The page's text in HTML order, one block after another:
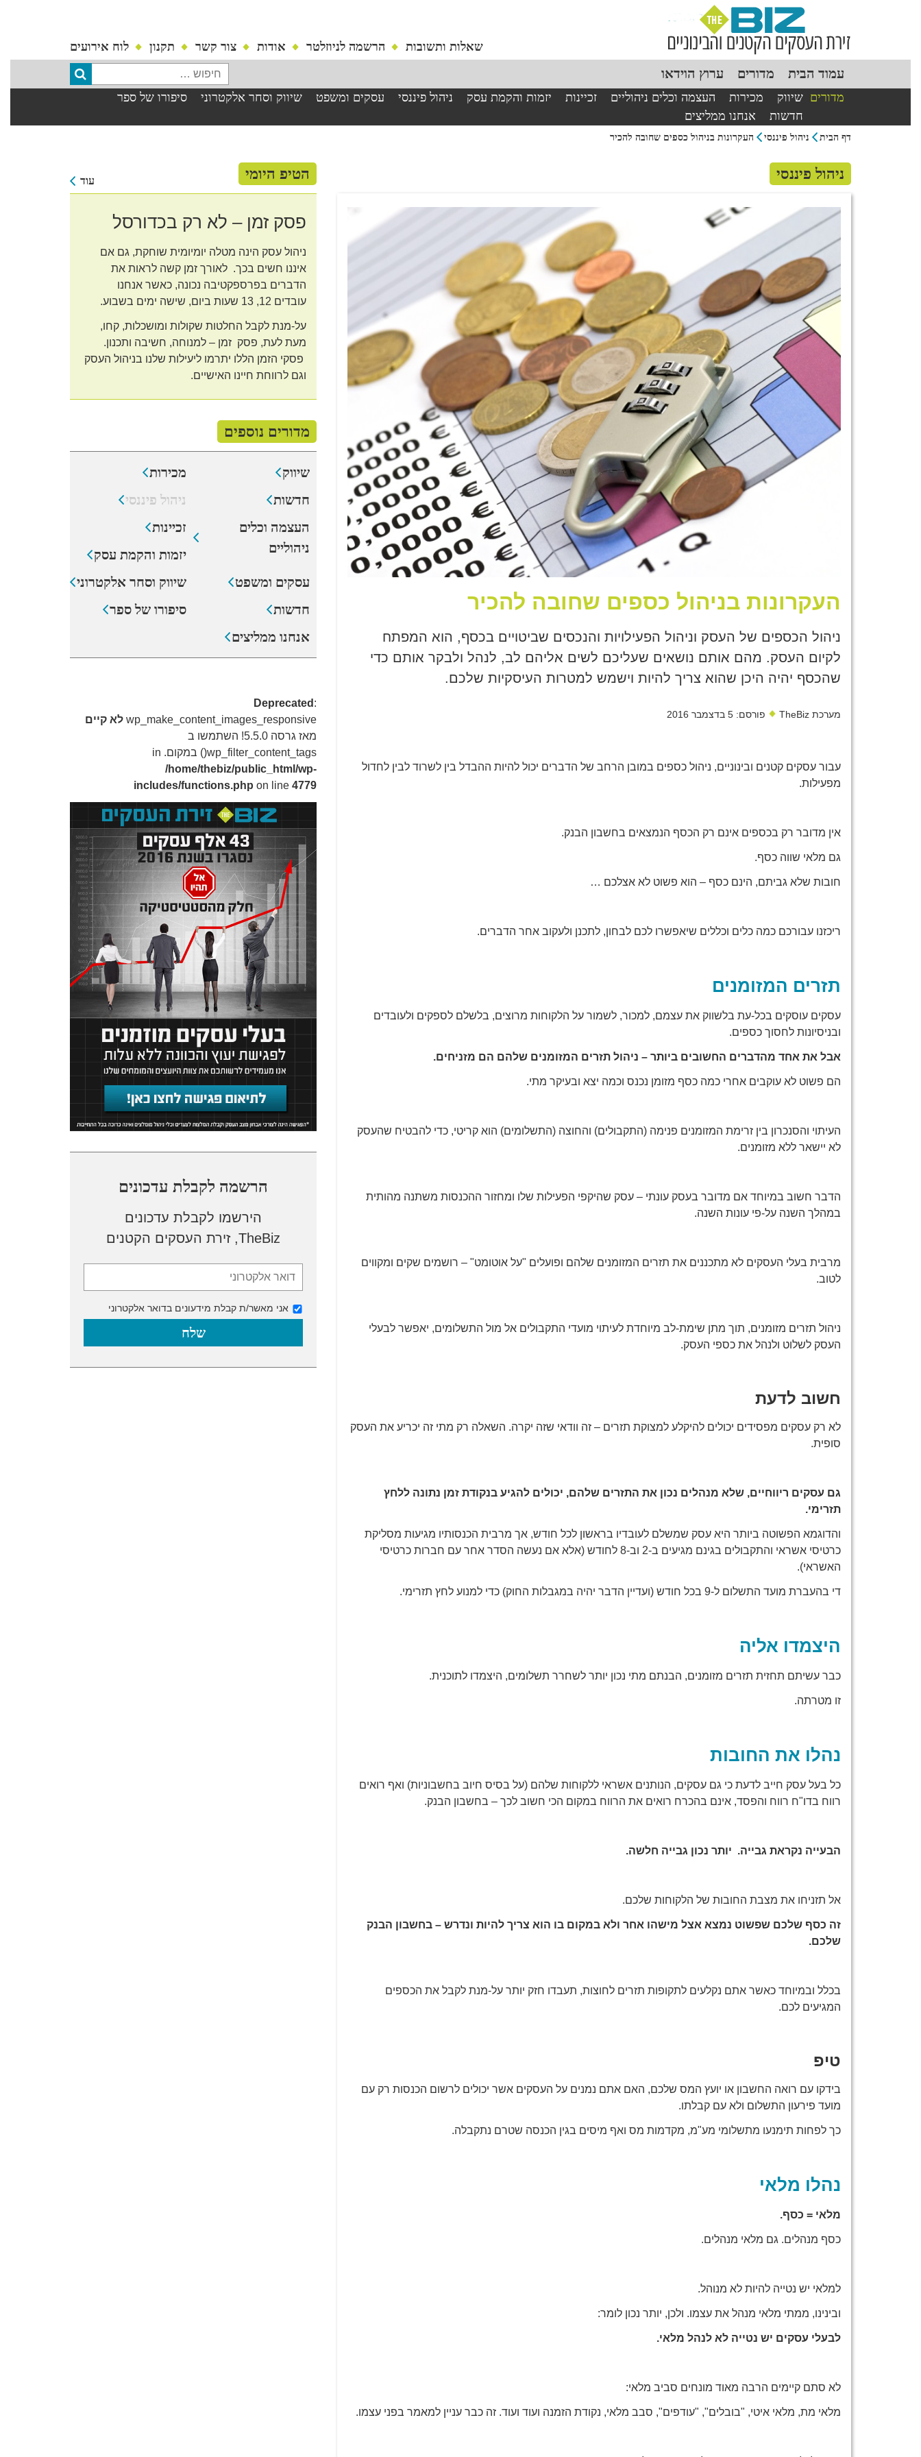
שאלות ותשובות הרשמה לניוזלטר אודות צור קשר תקנון לוח אירועים
עמוד הבית מדורים ערוץ הוידאו
מדורים שיווק מכירות העצמה וכלים ניהוליים זכיינות יזמות והקמת עסק ניהול פיננסי עסקים ומשפט שיווק וסחר אלקטרוני
סיפורו של ספר
חדשות
אנחנו ממליצים
דף הבית ניהול פיננסי העקרונות בניהול כספים שחובה להכיר
ניהול פיננסי
העקרונות בניהול כספים שחובה להכיר
ניהול הכספים של העסק וניהול הפעילויות והנכסים שביטויים בכסף, הוא המפתח
לקיום העסק. מהם אותם נושאים שעליכם לשים אליהם לב, לנהל ולבקר אותם כדי
שהכסף יהיה היכן שהוא צריך להיות וישמש למטרות העיסקיות שלכם.
מערכת TheBiz פורסם: 5 בדצמבר 2016
עבור עסקים קטנים ובינוניים, ניהול כספים במובן הרחב של הדברים יכול להיות ההבדל בין לשרוד לבין לחדול
מפעילות.
אין מדובר רק בכספים אינם רק הכסף הנמצאים בחשבון הבנק.
גם מלאי שווה כסף.
חובות שלא גביתם, הינם כסף – הוא פשוט לא אצלכם …
ריכזנו עבורכם כמה כלים וכללים שיאפשרו לכם לבחון, לתכנן ולעקוב אחר הדברים.
תזרים המזומנים
עסקים עוסקים בכל-עת בלשווק את עצמם, למכור, לשמור על הלקוחות מרוצים, בלשלם לספקים ולעובדים
ובניסיונות לחסוך כספים.
אבל את אחד מהדברים החשובים ביותר – ניהול תזרים המזומנים שלהם הם מזניחים.
הם פשוט לא עוקבים אחרי כמה כסף מזומן נכנס וכמה יצא ובעיקר מתי.
העיתוי והסנכרון בין זרימת המזומנים פנימה (התקבולים) והחוצה (התשלומים) הוא קריטי, כדי להבטיח שהעסק
לא יישאר ללא מזומנים.
הדבר חשוב במיוחד אם מדובר בעסק עונתי – עסק שהיקפי הפעילות שלו ומחזור ההכנסות משתנה מהותית
במהלך השנה על-פי עונות השנה.
מרבית בעלי העסקים לא מתכננים את תזרים המזומנים שלהם ופועלים "על אוטומט" – רושמים שקים ומקווים
לטוב.
ניהול תזרים מזומנים, תוך מתן שימת-לב מיוחדת לעיתוי מועדי התקבולים אל מול התשלומים, יאפשר לבעלי
העסק לשלוט ולנהל את כספי העסק.
חשוב לדעת
לא רק עסקים מפסידים יכולים להיקלע למצוקת תזרים – זה וודאי שזה יקרה. השאלה רק מתי זה יכריע את העסק
סופית.
גם עסקים ריווחיים, שלא מנהלים נכון את התזרים שלהם, יכולים להגיע בנקודת זמן נתונה ללחץ
תזרימי.
והדוגמא הפשוטה ביותר היא עסק שמשלם לעובדיו בראשון לכל חודש, אך מרבית הכנסותיו מגיעות מסליקת
כרטיסי אשראי והתקבולים בגינם מגיעים ב-2 וב-8 לחודש (אלא אם נעשה הסדר אחר עם חברות כרטיסי
האשראי).
די בהעברת מועד התשלום ל-9 בכל חודש (ועדיין הדבר יהיה במגבלות החוק) כדי למנוע לחץ תזרימי.
היצמדו אליה
כבר עשיתם תחזית תזרים מזומנים, הבנתם מתי נכון יותר לשחרר תשלומים, היצמדו לתוכנית.
זו מטרתה.
נהלו את החובות
כל בעל עסק חייב לדעת כי גם עסקים, הנותנים אשראי ללקוחות שלהם (על בסיס חיוב בחשבוניות) ואף רואים
רווח בדו"ח רווח והפסד, אינם בהכרח רואים את הרווח במקום הכי חשוב לכך – בחשבון הבנק.
הבעייה נקראת גבייה. יותר נכון גבייה חלשה.
אל תזניחו את מצבת החובות של הלקוחות שלכם.
זה כסף שלכם שפשוט נמצא אצל מישהו אחר ולא במקום בו הוא צריך להיות ונדרש – בחשבון הבנק
שלכם.
בכלל ובמיוחד כאשר אתם נקלעים לתקופות תזרים לחוצות, תעבדו חזק יותר על-מנת לקבל את הכספים
המגיעים לכם.
טיפ
בידקו עם רואה החשבון או יועץ המס שלכם, האם אתם נמנים על העסקים אשר יכולים לרשום הכנסות רק עם
מועד פירעון התשלום ולא עם קבלתו.
כך לפחות תימנעו מתשלומי מע"מ, מקדמות מס ואף מיסים בגין הכנסה שטרם נתקבלה.
נהלו מלאי
מלאי = כסף.
כסף מנהלים. גם מלאי מנהלים.
למלאי יש נטייה להיות לא מנוהל.
ובינינו, ממתי מלאי מנהל את עצמו. ולכן, יותר נכון לומר:
לבעלי עסקים יש נטייה לא לנהל מלאי.
לא סתם קיימים הרבה מאוד מונחים סביב מלאי:
מלאי מת, מלאי איטי, "בובלים", "עודפים", סבב מלאי, נקודת הזמנה ועוד ועוד. זה כבר עניין למאמר בפני עצמו.
הטיפ היומי עוד
פסק זמן – לא רק בכדורסל
ניהול עסק הינה מטלה יומיומית שוחקת, גם אם
איננו חשים בכך. לאורך זמן קשה לראות את
הדברים בפרספקטיבה נכונה, כאשר אנחנו
עובדים 12, 13 שעות ביום, שישה ימים בשבוע.
על-מנת לקבל החלטות שקולות ומושכלות, קחו,
מעת לעת, פסק זמן – למנוחה, חשיבה ותכנון.
פסקי הזמן הללו יתרמו ליעילות שלנו בניהול העסק
וגם לרווחת חיינו האישיים.
מדורים נוספים
שיווק
מכירות
חדשות
ניהול פיננסי
העצמה וכלים
ניהוליים
זכיינות
יזמות והקמת עסק
עסקים ומשפט
שיווק וסחר אלקטרוני
חדשות
סיפורו של ספר
אנחנו ממליצים
Deprecated :
wp_make_content_images_responsive לא קיים
מאז גרסה 5.5.0! השתמשו ב
wp_filter_content_tags() במקום. in
/home/thebiz/public_html/wp-
includes/functions.php on line 4779
הרשמה לקבלת עדכונים
הירשמו לקבלת עדכונים
TheBiz, זירת העסקים הקטנים
אני מאשר/ת קבלת מידעונים בדואר אלקטרוני